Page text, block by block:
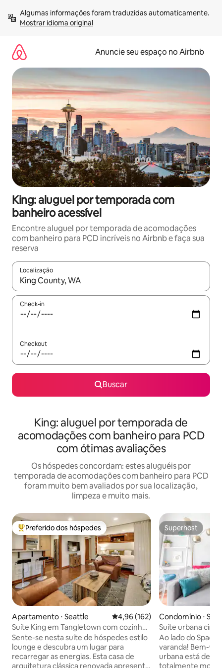
para
Mostrar idioma original
Anuncie seu espaço no Airbnb
King: aluguel por temporada com
banheiro acessível
Encontre aluguel por temporada de acomodações
com banheiro para PCD incríveis no Airbnb e faça sua
reserva
Localização
Quando os resultados estiverem disponíveis, explore-os
Check-in
Checkout
Buscar
King: aluguel por temporada de
acomodações com banheiro para PCD
com ótimas avaliações
Os hóspedes concordam: estes aluguéis por
temporada de acomodações com banheiro para PCD
foram muito bem avaliados por sua localização,
limpeza e muito mais.
Entre os melhores preferidos dos hóspedes
Preferido dos hóspedes
Apartamento ⋅ Seattle 4,96 de uma avaliação média de
4,96 (162)
Suíte King em Tangletown com cozinha
completa e estúdio privativo
Sente-se nesta suíte de hóspedes estilo
lounge e descubra um lugar para
recarregar as energias. Esta casa de
arquitetura clássica renovada apresenta
Superhost
Superhost
Condomínio ⋅
Suíte urbana
cidade, vista para
Ao lado do Space
varanda! Bem-vindo a casa! Esta suíte
urbana está
totalmente